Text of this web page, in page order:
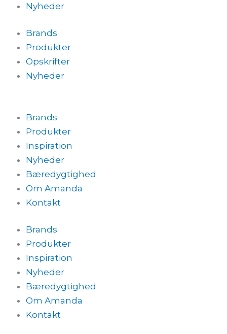
Nyheder
Brands
Produkter
Opskrifter
Nyheder
Brands
Produkter
Inspiration
Nyheder
Bæredygtighed
Om Amanda
Kontakt
Brands
Produkter
Inspiration
Nyheder
Bæredygtighed
Om Amanda
Kontakt